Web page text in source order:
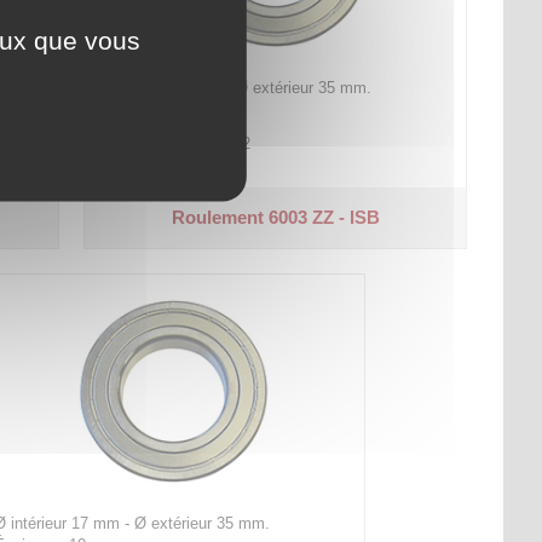
Ø intérieur 17 mm - Ø extérieur 35 mm.
700262
Roulement 6003 ZZ - ISB
intérieur 17 mm - Ø extérieur 35 mm.
que vous